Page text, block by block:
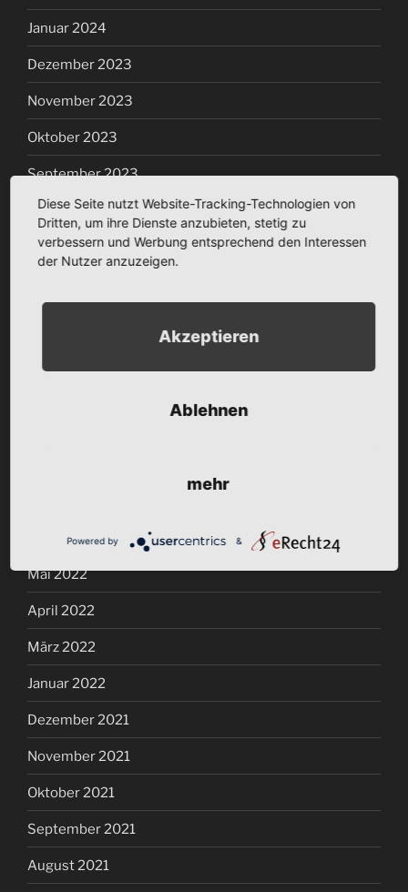
Januar 2024
Dezember 2023
November 2023
Oktober 2023
September 2023
Juli 2023
März 2023
Juni 2022
Mai 2022
April 2022
März 2022
Januar 2022
Dezember 2021
November 2021
Oktober 2021
September 2021
August 2021
Diese Seite nutzt Website-Tracking-Technologien von
Dritten, um ihre Dienste anzubieten, stetig zu
verbessern und Werbung entsprechend den Interessen
der Nutzer anzuzeigen.
Akzeptieren
Ablehnen
mehr
Powered by &